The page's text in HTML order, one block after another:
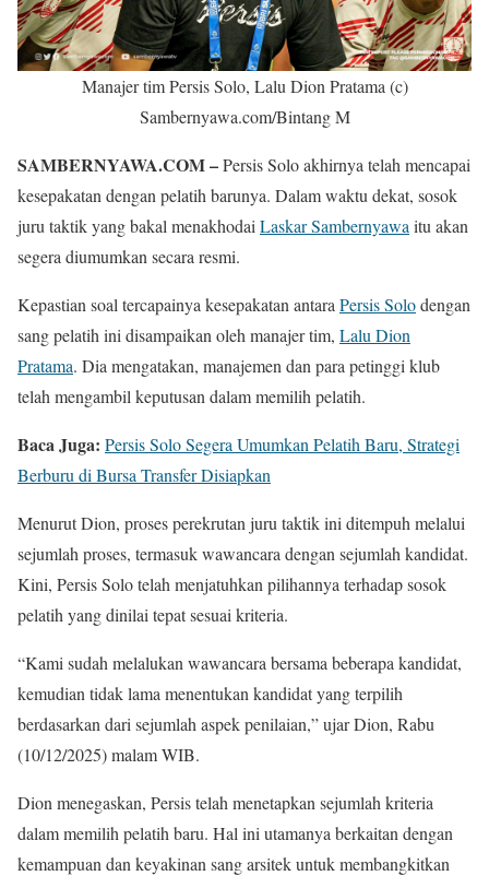
Manajer tim Persis Solo, Lalu Dion Pratama (c)
Sambernyawa.com/Bintang M
SAMBERNYAWA.COM –Persis Solo akhirnya telah mencapai
kesepakatan dengan pelatih barunya. Dalam waktu dekat, sosok
juru taktik yang bakal menakhodai Laskar Sambernyawa itu akan
segera diumumkan secara resmi.
Kepastian soal tercapainya kesepakatan antara Persis Solodengan
sang pelatih ini disampaikan oleh manajer tim, Lalu Dion
Pratama. Dia mengatakan, manajemen dan para petinggi klub
telah mengambil keputusan dalam memilih pelatih.
Baca Juga: Persis Solo Segera Umumkan Pelatih Baru, Strategi
Berburu di Bursa Transfer Disiapkan
Menurut Dion, proses perekrutan juru taktik ini ditempuh melalui
sejumlah proses, termasuk wawancara dengan sejumlah kandidat.
Kini, Persis Solo telah menjatuhkan pilihannya terhadap sosok
pelatih yang dinilai tepat sesuai kriteria.
“Kami sudah melalukan wawancara bersama beberapa kandidat,
kemudian tidak lama menentukan kandidat yang terpilih
berdasarkan dari sejumlah aspek penilaian,” ujar Dion, Rabu
(10/12/2025) malam WIB.
Dion menegaskan, Persis telah menetapkan sejumlah kriteria
dalam memilih pelatih baru. Hal ini utamanya berkaitan dengan
kemampuan dan keyakinan sang arsitek untuk membangkitkan